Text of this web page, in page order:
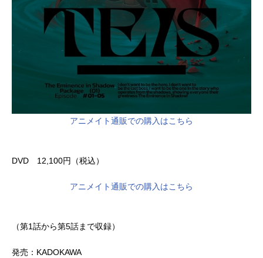
アニメイト通販での購入はこちら
DVD 12,100円（税込）
アニメイト通販での購入はこちら
（第1話から第5話まで収録）
発売：KADOKAWA